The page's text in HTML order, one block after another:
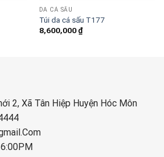
DA CÁ SẤU
Túi da cá sấu T177
8,600,000₫
2, Xã Tân Hiệp Huyện Hóc Môn